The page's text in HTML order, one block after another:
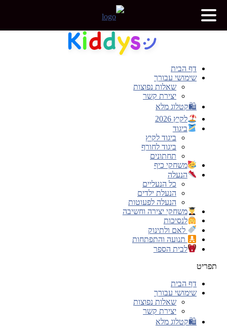
דף הבית
שימושי עבורך
שאלות נפוצות
יצירת קשר
🛍קטלוג מלא
לקיץ 2026
ביגוד
ביגוד לקיץ
ביגוד לחורף
תחתונים
משחקי כיף
הנעלה
כל הנעליים
הנעלת ילדים
הנעלה לפעוטות
משחקי יצירה וחשיבה
לנסיכות
לאם ולתינוק
תנועה והתפתחות
לבית הספר
תפריט
דף הבית
שימושי עבורך
שאלות נפוצות
יצירת קשר
🛍קטלוג מלא